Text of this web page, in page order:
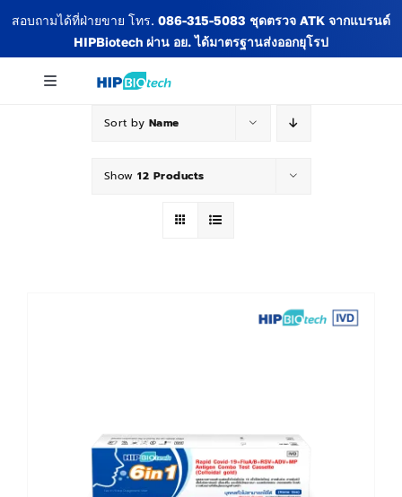
สอบถามได้ที่ฝ่ายขาย โทร. 086-315-5083 ชุดตรวจ ATK จากแบรนด์
HIPBiotech ผ่าน อย. ได้มาตรฐานส่งออกยุโรป
Toggle
Sort by Name
Show 12 Products